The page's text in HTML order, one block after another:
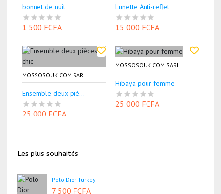
bonnet de nuit
1 500 FCFA
Lunette Anti-reflet
15 000 FCFA
MOSSOSOUK.COM SARL
Ensemble deux piè...
25 000 FCFA
MOSSOSOUK.COM SARL
Hibaya pour femme
25 000 FCFA
Les plus souhaités
Polo Dior Turkey
7 500 FCFA